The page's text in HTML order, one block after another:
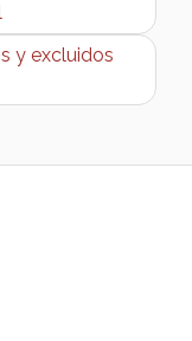
y excluidos